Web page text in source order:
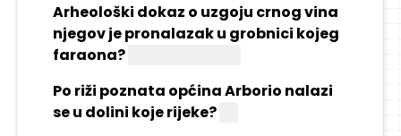
Arheološki dokaz o uzgoju crnog vina
njegov je pronalazak u grobnici kojeg
faraona?
Po riži poznata općina Arborio nalazi
se u dolini koje rijeke?